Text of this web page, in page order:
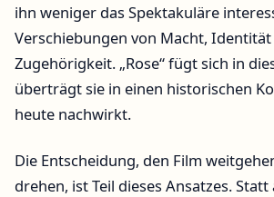
ihn weniger das Spektakuläre
Verschiebungen von Macht,
Zugehörigkeit. „Rose“ fügt sich in
überträgt sie in einen historischen
heute nachwirkt.
Die Entscheidung, den Film
drehen, ist Teil dieses Ansatzes.